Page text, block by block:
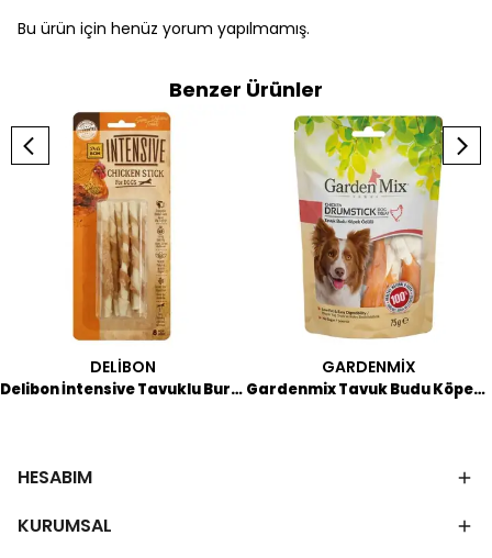
Bu ürün için henüz yorum yapılmamış.
Benzer Ürünler
DELİBON
Delibon İntensive Tavuklu Burgu Ödül Kemik 8'li
GARDENMİX
Gardenmix Tavuk Budu Köpek Ödülü 75 GR
HESABIM
KURUMSAL